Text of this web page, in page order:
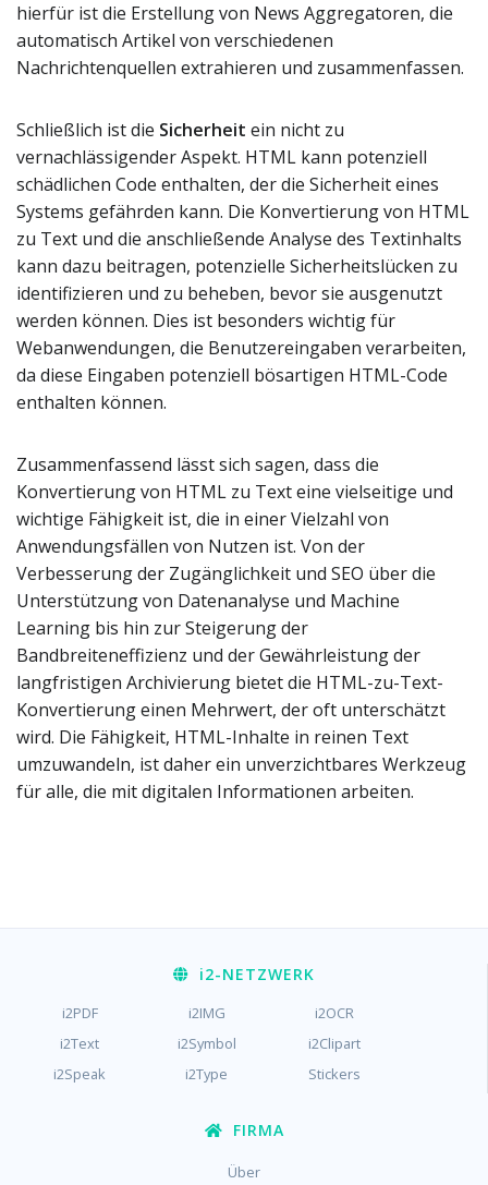
hierfür ist die Erstellung von News Aggregatoren, die
automatisch Artikel von verschiedenen
Nachrichtenquellen extrahieren und zusammenfassen.
Schließlich ist die Sicherheit ein nicht zu
vernachlässigender Aspekt. HTML kann potenziell
schädlichen Code enthalten, der die Sicherheit eines
Systems gefährden kann. Die Konvertierung von HTML
zu Text und die anschließende Analyse des Textinhalts
kann dazu beitragen, potenzielle Sicherheitslücken zu
identifizieren und zu beheben, bevor sie ausgenutzt
werden können. Dies ist besonders wichtig für
Webanwendungen, die Benutzereingaben verarbeiten,
da diese Eingaben potenziell bösartigen HTML-Code
enthalten können.
Zusammenfassend lässt sich sagen, dass die
Konvertierung von HTML zu Text eine vielseitige und
wichtige Fähigkeit ist, die in einer Vielzahl von
Anwendungsfällen von Nutzen ist. Von der
Verbesserung der Zugänglichkeit und SEO über die
Unterstützung von Datenanalyse und Machine
Learning bis hin zur Steigerung der
Bandbreiteneffizienz und der Gewährleistung der
langfristigen Archivierung bietet die HTML-zu-Text-
Konvertierung einen Mehrwert, der oft unterschätzt
wird. Die Fähigkeit, HTML-Inhalte in reinen Text
umzuwandeln, ist daher ein unverzichtbares Werkzeug
für alle, die mit digitalen Informationen arbeiten.
i2-NETZWERK
i2PDF i2IMG
i2OCR
i2Text
i2Symbol
i2Clipart
i2Speak
i2Type Stickers
FIRMA
Über